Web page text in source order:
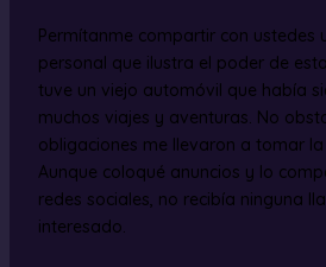
Permítanme compartir con ustedes
personal que ilustra el poder de
tuve un viejo automóvil que había
muchos viajes y aventuras. No
obligaciones me llevaron a tomar
Aunque coloqué anuncios y lo
redes sociales, no recibía ninguna
interesado.